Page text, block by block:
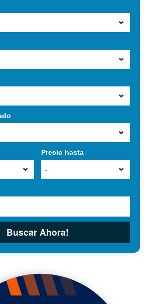
Precio hasta
-
Buscar Ahora!